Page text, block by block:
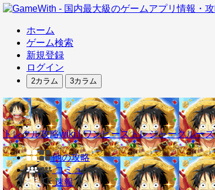
ホーム
ゲーム検索
新規登録
ログイン
2カラム 3カラム
トレクル攻略wiki | ワンピーストレジャークルーズ
他の攻略
コミュ
速報